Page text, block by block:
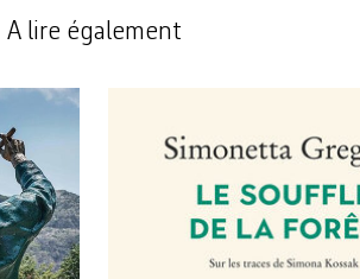
A lire également